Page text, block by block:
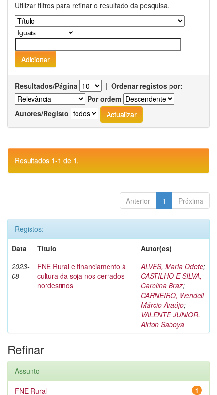
Utilizar filtros para refinar o resultado da pesquisa.
Resultados/Página | Ordenar registos por:
Por ordem
Autores/Registo
Resultados 1-1 de 1.
Anterior 1 Próxima
Registos:
Data
Título
Autor(es)
2023-
08
FNE Rural e financiamento à
cultura da soja nos cerrados
nordestinos
ALVES, Maria Odete;
CASTILHO E SILVA,
Carolina Braz;
CARNEIRO, Wendell
Márcio Araújo;
VALENTE JUNIOR,
Airton Saboya
Refinar
Assunto
1
FNE Rural